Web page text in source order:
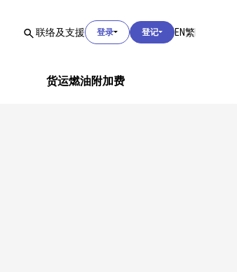
联络及支援 登录 登记 EN繁
货运燃油附加费